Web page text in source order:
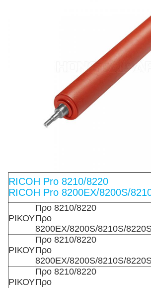
RICOH Pro 8210/8220
RICOH Pro 8200EX/8200S/
ΡΙΚΟΥ
Προ 8210/8220
Προ
8200EX/8200S/8210S/
ΡΙΚΟΥ
Προ 8210/8220
Προ
8200EX/8200S/8210S/
ΡΙΚΟΥ
Προ 8210/8220
Προ